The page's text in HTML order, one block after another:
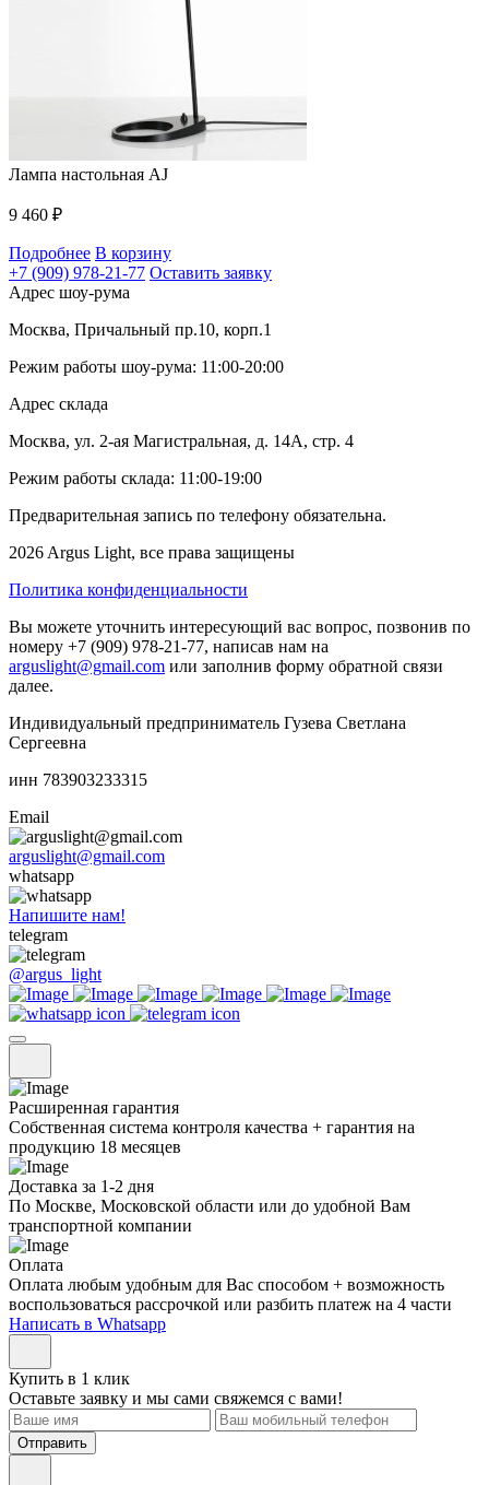
Лампа настольная AJ
9 460 ₽
Подробнее В корзину
+7 (909) 978-21-77 Оставить заявку
Адрес шоу-рума
Москва, Причальный пр.10, корп.1
Режим работы шоу-рума: 11:00-20:00
Адрес склада
Москва, ул. 2-ая Магистральная, д. 14А, стр. 4
Режим работы склада: 11:00-19:00
Предварительная запись по телефону обязательна.
2026 Argus Light, все права защищены
Политика конфиденциальности
Вы можете уточнить интересующий вас вопрос, позвонив по
номеру +7 (909) 978-21-77, написав нам на
arguslight@gmail.com или заполнив форму обратной связи
далее.
Индивидуальный предприниматель Гузева Светлана
Сергеевна
инн 783903233315
Email
arguslight@gmail.com
whatsapp
Напишите нам!
telegram
@argus_light
Расширенная гарантия
Собственная система контроля качества + гарантия на
продукцию 18 месяцев
Доставка за 1-2 дня
По Москве, Московской области или до удобной Вам
транспортной компании
Оплата
Оплата любым удобным для Вас способом + возможность
воспользоваться рассрочкой или разбить платеж на 4 части
Написать в Whatsapp
Купить в 1 клик
Оставьте заявку и мы сами свяжемся с вами!
Отправить